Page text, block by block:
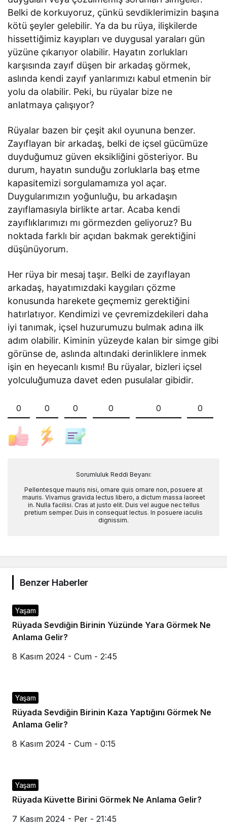
Belki de korkuyoruz, çünkü sevdiklerimizin başına
kötü şeyler gelebilir. Ya da bu rüya, ilişkilerde
hissettiğimiz kayıpları ve duygusal yaraları gün
yüzüne çıkarıyor olabilir. Hayatın zorlukları
karşısında zayıf düşen bir arkadaş görmek,
aslında kendi zayıf yanlarımızı kabul etmenin bir
yolu da olabilir. Peki, bu rüyalar bize ne
anlatmaya çalışıyor?
Rüyalar bazen bir çeşit akıl oyununa benzer.
Zayıflayan bir arkadaş, belki de içsel gücümüze
duyduğumuz güven eksikliğini gösteriyor. Bu
durum, hayatın sunduğu zorluklarla baş etme
kapasitemizi sorgulamamıza yol açar.
Duygularımızın yoğunluğu, bu arkadaşın
zayıflamasıyla birlikte artar. Acaba kendi
zayıflıklarımızı mı görmezden geliyoruz? Bu
noktada farklı bir açıdan bakmak gerektiğini
düşünüyorum.
Her rüya bir mesaj taşır. Belki de zayıflayan
arkadaş, hayatımızdaki kaygıları çözme
konusunda harekete geçmemiz gerektiğini
hatırlatıyor. Kendimizi ve çevremizdekileri daha
iyi tanımak, içsel huzurumuzu bulmak adına ilk
adım olabilir. Kiminin yüzeyde kalan bir simge gibi
görünse de, aslında altındaki derinliklere inmek
işin en heyecanlı kısmı! Bu rüyalar, bizleri içsel
yolculuğumuza davet eden pusulalar gibidir.
0 0 0 0 0 0
Sorumluluk Reddi Beyanı:
Pellentesque mauris nisi, ornare quis ornare non, posuere at
mauris. Vivamus gravida lectus libero, a dictum massa laoreet
in. Nulla facilisi. Cras at justo elit. Duis vel augue nec tellus
pretium semper. Duis in consequat lectus. In posuere iaculis
dignissim.
Benzer Haberler
Yaşam
Rüyada Sevdiğin Birinin Yüzünde Yara Görmek Ne
Anlama Gelir?
8 Kasım 2024 - Cum - 2:45
Yaşam
Rüyada Sevdiğin Birinin Kaza Yaptığını Görmek Ne
Anlama Gelir?
8 Kasım 2024 - Cum - 0:15
Yaşam
Rüyada Küvette Birini Görmek Ne Anlama Gelir?
7 Kasım 2024 - Per - 21:45